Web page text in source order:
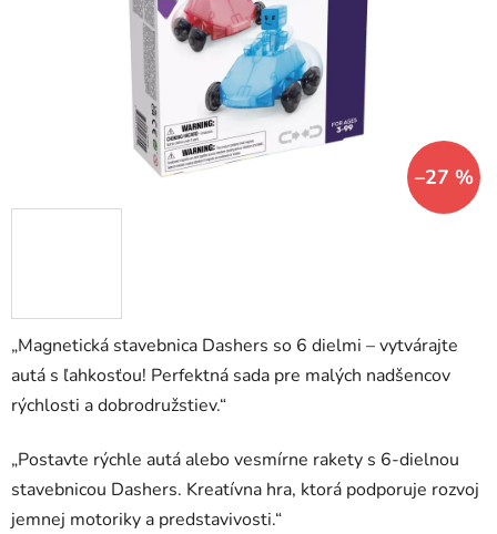
„Magnetická stavebnica Dashers so 6 dielmi – vytvárajte
autá s ľahkosťou! Perfektná sada pre malých nadšencov
rýchlosti a dobrodružstiev.“
„Postavte rýchle autá alebo vesmírne rakety s 6-dielnou
stavebnicou Dashers. Kreatívna hra, ktorá podporuje rozvoj
jemnej motoriky a predstavivosti.“
–27 %